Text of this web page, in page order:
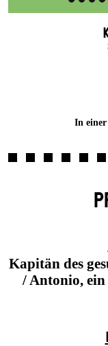
In einer
Kapitän des
/ Antonio,